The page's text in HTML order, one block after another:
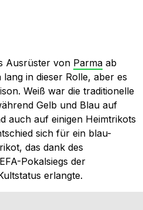
Ausrüster von Parma ab
in dieser Rolle, aber es
Weiß war die traditionelle
Gelb und Blau auf
auch auf einigen Heimtrikots
sich für ein blau-
das dank des
Pokalsiegs der
erlangte.